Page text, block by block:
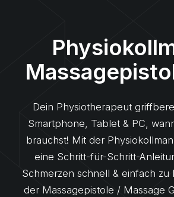
Dein Physiotherapeut
Smartphone, Tablet & PC,
brauchst! Mit der
eine Schritt-für-Schritt-
Schmerzen schnell & einfach zu
der Massagepistole / Massage